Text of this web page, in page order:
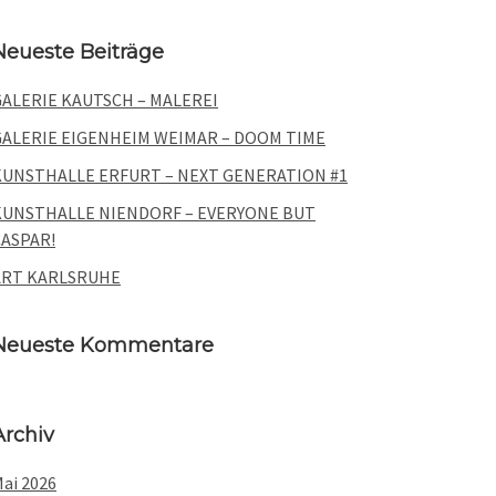
Beiträge
KAUTSCH – MALEREI
EIGENHEIM WEIMAR – DOOM TIME
ERFURT – NEXT GENERATION #1
NIENDORF – EVERYONE BUT
KARLSRUHE
Kommentare
2026